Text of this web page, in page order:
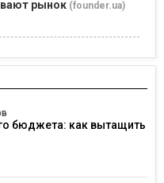
рынок (founder.ua)
бюджета: как вытащить